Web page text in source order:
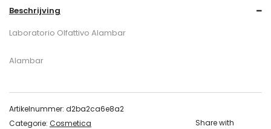
Beschrijving
Laboratorio Olfattivo Alambar
Alambar
Artikelnummer: d2ba2ca6e8a2
Categorie: Cosmetica
Share with